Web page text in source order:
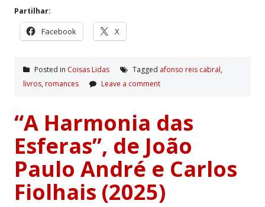
Partilhar:
Facebook X
Posted in Coisas Lidas Tagged afonso reis cabral,
livros, romances Leave a comment
“A Harmonia das
Esferas”, de João
Paulo André e Carlos
Fiolhais (2025)